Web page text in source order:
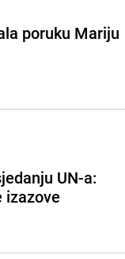
poruku Mariju
UN-a:
izazove